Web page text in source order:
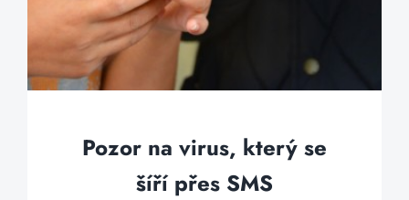
Pozor na virus, který se
šíří přes SMS